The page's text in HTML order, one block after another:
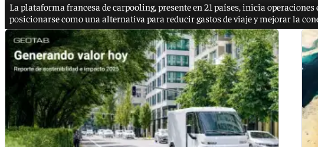
La plataforma francesa de carpooling, presente en 21 países, inicia
posicionarse como una alternativa para reducir gastos de viaje y mejorar la